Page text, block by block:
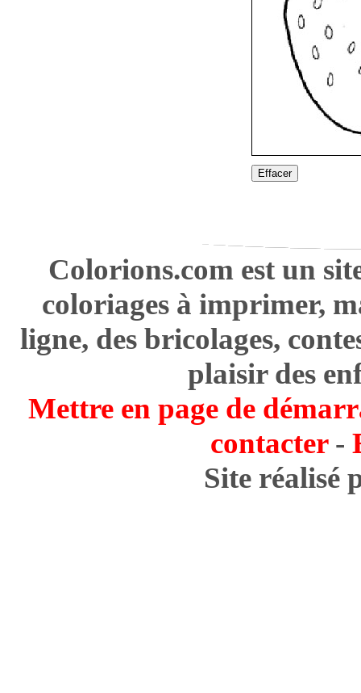
Effacer
Colorions.com est un
coloriages à imprimer,
ligne, des bricolages,
plaisir des
Mettre en page de
contacter-
Site réalisé